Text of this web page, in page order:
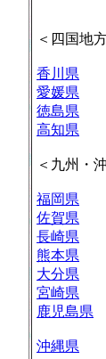
＜四国地
香川県
愛媛県
徳島県
高知県
＜九州・
福岡県
佐賀県
長崎県
熊本県
大分県
宮崎県
鹿児島県
沖縄県